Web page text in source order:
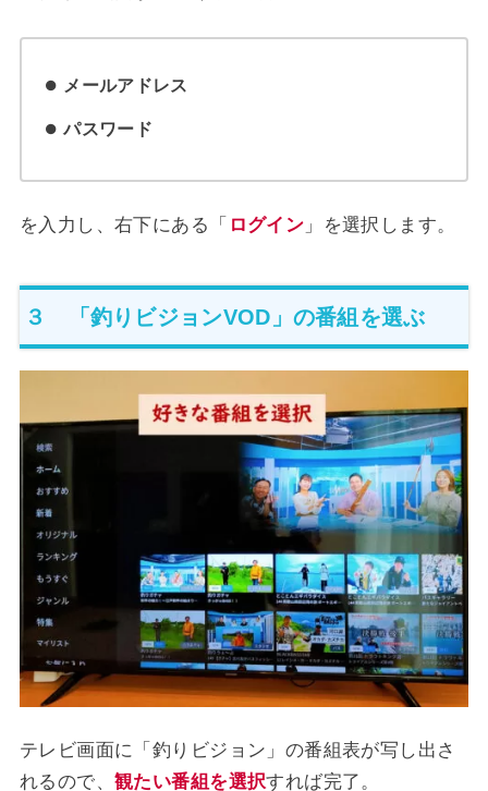
メールアドレス
パスワード
を入力し、右下にある「 ログイン 」を選択します。
３ 「釣りビジョンVOD」の番組を選ぶ
テレビ画面に「釣りビジョン」の番組表が写し出さ
れるので、観たい番組を選択すれば完了。